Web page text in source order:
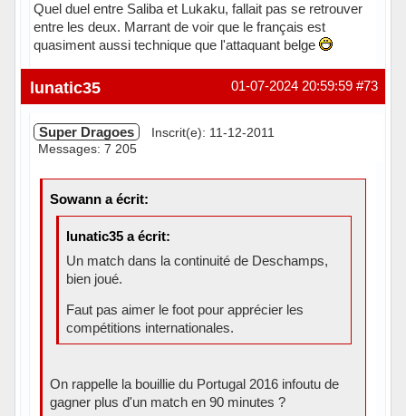
Quel duel entre Saliba et Lukaku, fallait pas se retrouver
entre les deux. Marrant de voir que le français est
quasiment aussi technique que l'attaquant belge
#73
01-07-2024 20:59:59
lunatic35
Super Dragoes
Inscrit(e): 11-12-2011
Messages: 7 205
Sowann a écrit:
lunatic35 a écrit:
Un match dans la continuité de Deschamps,
bien joué.
Faut pas aimer le foot pour apprécier les
compétitions internationales.
On rappelle la bouillie du Portugal 2016 infoutu de
gagner plus d'un match en 90 minutes ?